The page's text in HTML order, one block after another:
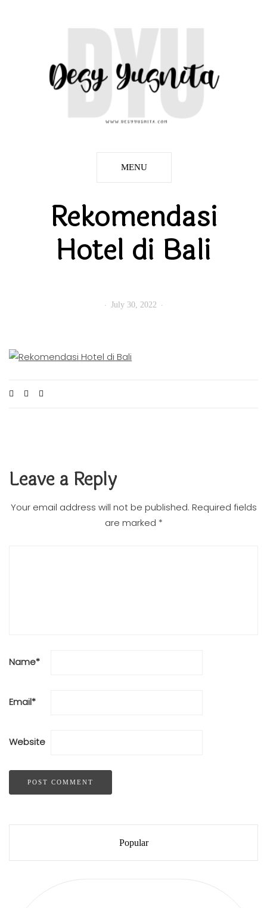
MENU
Rekomendasi
Hotel di Bali
July 30, 2022
Leave a Reply
Your email address will not be published. Required fields
are marked *
Name*
Email*
Website
Popular